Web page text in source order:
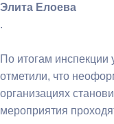
Элита Елоева
.
По итогам инспекции
отметили, что
организациях
мероприятия